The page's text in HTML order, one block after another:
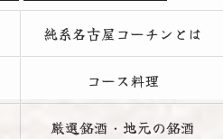
純系名古屋コーチンとは
コース料理
厳選銘酒・地元の銘酒